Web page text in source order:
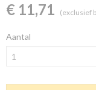
€ 11,71 (exclusief
Aantal